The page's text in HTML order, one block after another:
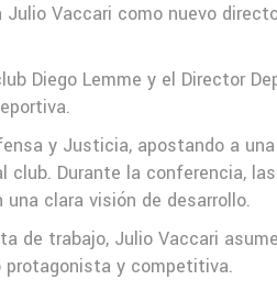
Vaccari como nuevo
Diego Lemme y el Director
y Justicia, apostando a
Durante la conferencia,
clara visión de desarrollo.
de trabajo, Julio Vaccari
protagonista y competitiva.